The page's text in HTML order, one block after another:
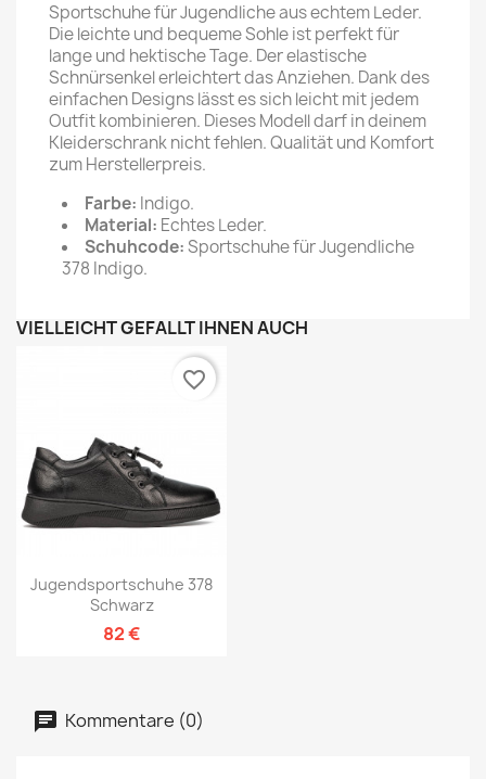
Sportschuhe für Jugendliche aus echtem Leder.
Die leichte und bequeme Sohle ist perfekt für
lange und hektische Tage. Der elastische
Schnürsenkel erleichtert das Anziehen. Dank des
einfachen Designs lässt es sich leicht mit jedem
Outfit kombinieren. Dieses Modell darf in deinem
Kleiderschrank nicht fehlen. Qualität und Komfort
zum Herstellerpreis.
Farbe: Indigo.
Material: Echtes Leder.
Schuhcode:Sportschuhe für Jugendliche
378 Indigo.
VIELLEICHT GEFÄLLT IHNEN AUCH
Jugendsportschuhe 378
Schwarz
82 €
favorite_border
Kommentare (0)